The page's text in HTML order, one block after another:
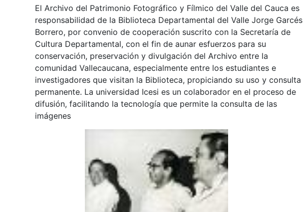
El Archivo del Patrimonio Fotográfico y Fílmico del Valle del Cauca es
responsabilidad de la Biblioteca Departamental del Valle Jorge Garcés
Borrero, por convenio de cooperación suscrito con la Secretaría de
Cultura Departamental, con el fin de aunar esfuerzos para su
conservación, preservación y divulgación del Archivo entre la
comunidad Vallecaucana, especialmente entre los estudiantes e
investigadores que visitan la Biblioteca, propiciando su uso y consulta
permanente. La universidad Icesi es un colaborador en el proceso de
difusión, facilitando la tecnología que permite la consulta de las
imágenes